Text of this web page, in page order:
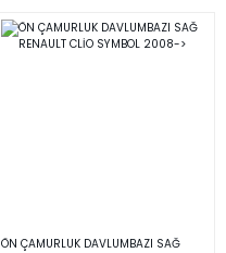
ÖN ÇAMURLUK DAVLUMBAZI SAĞ